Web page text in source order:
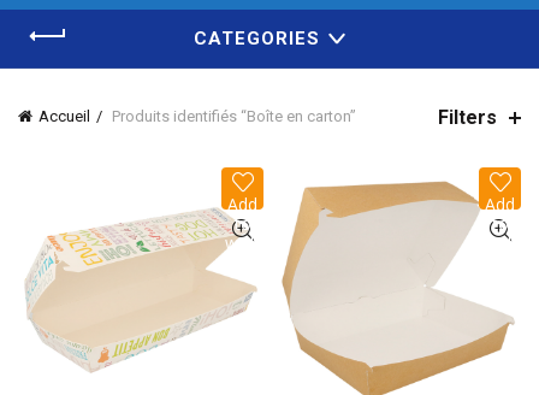
CATEGORIES
Accueil Produits identifiés “Boîte en carton” Filters
Add
to
wish
Add
to
wish
AVEC LE CODE